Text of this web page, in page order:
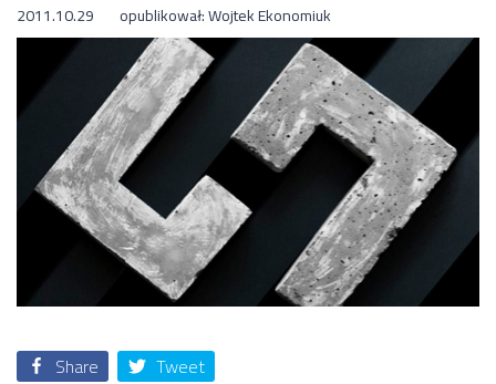
2011.10.29 opublikował:Wojtek Ekonomiuk
Share Tweet